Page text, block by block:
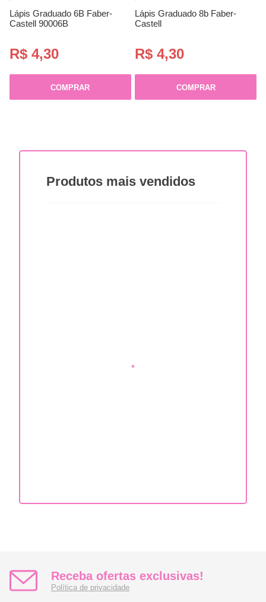
Lápis Graduado 6B Faber-
Castell 90006B
R$ 4,30
COMPRAR
Lápis Graduado 8b Faber-
Castell
R$ 4,30
COMPRAR
Produtos mais vendidos
Receba ofertas exclusivas!
Política de privacidade